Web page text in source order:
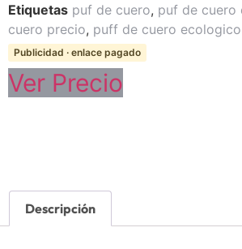
Etiquetas puf de cuero, puf de cuero
cuero precio, puff de cuero ecologico
Publicidad · enlace pagado
Ver Precio
Descripción